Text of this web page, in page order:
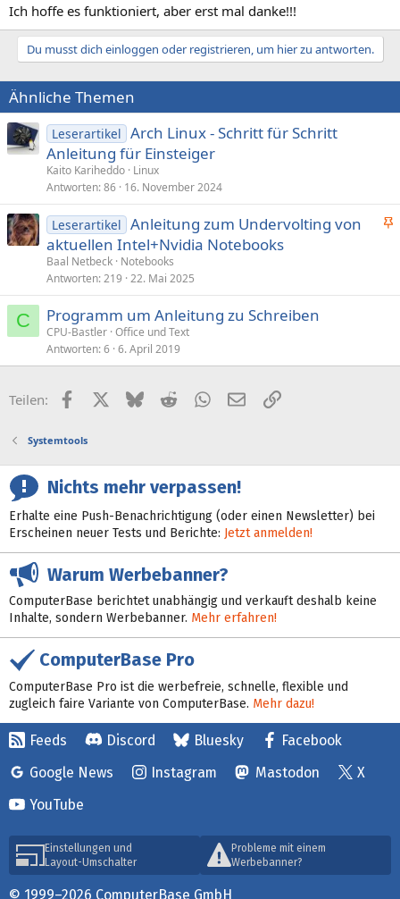
Ich hoffe es funktioniert, aber erst mal danke!!!
Du musst dich einloggen oder registrieren, um hier zu antworten.
Ähnliche Themen
Leserartikel Arch Linux - Schritt für Schritt
Anleitung für Einsteiger
Kaito Kariheddo Linux
Antworten 86 16. November 2024
A
p
t
Leserartikel Anleitung zum Undervolting von
aktuellen Intel+Nvidia Notebooks
Baal Netbeck Notebooks
Antworten 219 22. Mai 2025
C Programm um Anleitung zu Schreiben
CPU-Bastler Office und Text
Antworten 6 6. April 2019
Teilen: FacebookX (Twitter)
BlueskyRedditWhatsApp
E-MailLink
Systemtools
Nichts mehr verpassen!
Erhalte eine Push-Benachrichtigung (oder einen Newsletter) bei
Erscheinen neuer Tests und Berichte: Jetzt anmelden!
Warum Werbebanner?
ComputerBase berichtet unabhängig und verkauft deshalb keine
Inhalte, sondern Werbebanner. Mehr erfahren!
ComputerBase Pro
ComputerBase Pro ist die werbefreie, schnelle, flexible und
zugleich faire Variante von ComputerBase. Mehr dazu!
Feeds Discord Bluesky
Facebook
Google News
Instagram Mastodon
X
YouTube
Einstellungen und
Layout-Umschalter
Probleme mit einem
Werbebanner?
© 1999–2026 ComputerBase GmbH